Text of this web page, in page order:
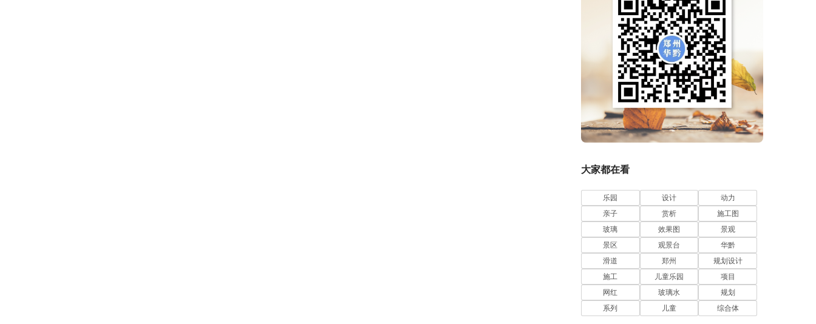
大家都在看
乐园 设计
动力
亲子
赏析
施工图
玻璃
效果图
景观
景区
观景台
华黔
滑道
郑州
规划设计
施工
儿童乐园
项目
网红
玻璃水
规划
系列
儿童 综合体